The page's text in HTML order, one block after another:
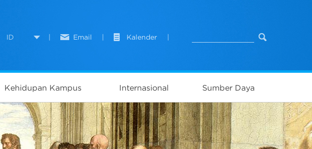
ID Email Kalender
Kehidupan Kampus Internasional Sumber Daya